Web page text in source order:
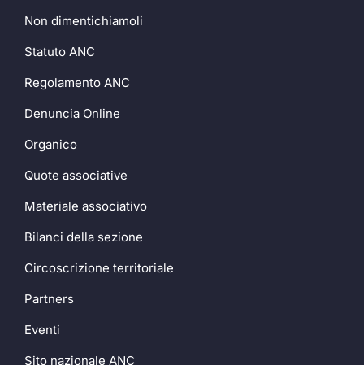
Non dimentichiamoli
Statuto ANC
Regolamento ANC
Denuncia Online
Organico
Quote associative
Materiale associativo
Bilanci della sezione
Circoscrizione territoriale
Partners
Eventi
Sito nazionale ANC